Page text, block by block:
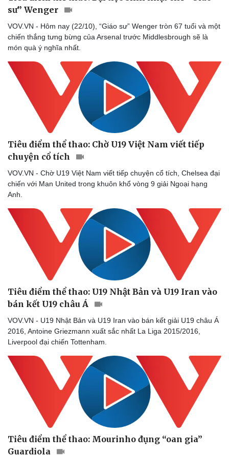
sư” Wenger
VOV.VN - Hôm nay (22/10), “Giáo sư” Wenger tròn 67 tuổi và một
chiến thắng tưng bừng của Arsenal trước Middlesbrough sẽ là
món quà ý nghĩa nhất.
Tiêu điểm thể thao: Chờ U19 Việt Nam viết tiếp
chuyện cổ tích
VOV.VN - Chờ U19 Việt Nam viết tiếp chuyện cổ tích, Chelsea đại
chiến với Man United trong khuôn khổ vòng 9 giải Ngoại hạng
Anh.
Tiêu điểm thể thao: U19 Nhật Bản và U19 Iran vào
bán kết U19 châu Á
VOV.VN - U19 Nhật Bản và U19 Iran vào bán kết giải U19 châu Á
2016, Antoine Griezmann xuất sắc nhất La Liga 2015/2016,
Liverpool đại chiến Tottenham.
Tiêu điểm thể thao: Mourinho đụng “oan gia”
Guardiola